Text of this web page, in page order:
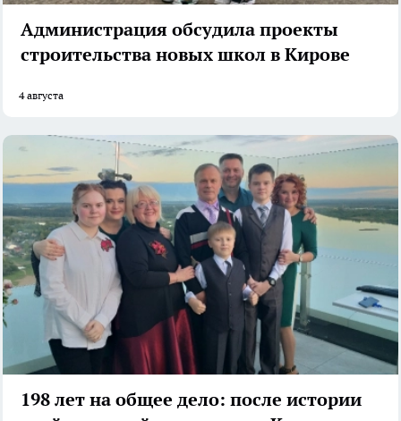
Администрация обсудила проекты
строительства новых школ в Кирове
4 августа
198 лет на общее дело: после истории